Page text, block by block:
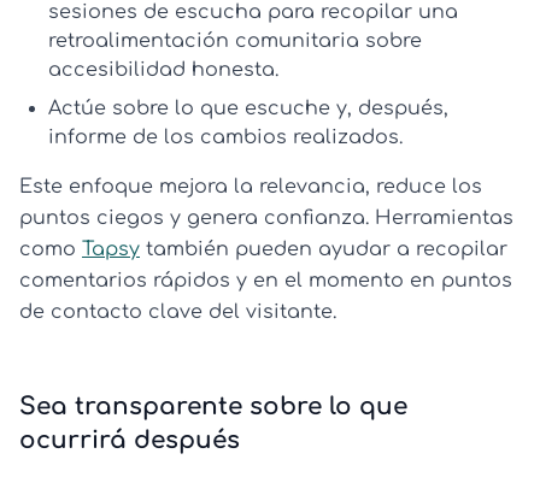
sesiones de escucha para recopilar una
retroalimentación comunitaria sobre
accesibilidad honesta.
Actúe sobre lo que escuche y, después,
informe de los cambios realizados.
Este enfoque mejora la relevancia, reduce los
puntos ciegos y genera confianza. Herramientas
como Tapsy también pueden ayudar a recopilar
comentarios rápidos y en el momento en puntos
de contacto clave del visitante.
Sea transparente sobre lo que
ocurrirá después